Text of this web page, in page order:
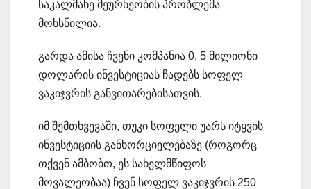
საკალმახე მეურნეობის პრობლემა
მოხსნილია.
გარდა ამისა ჩვენი კომპანია 0, 5 მილიონი
დოლარის ინვესტიციას ჩადებს სოფელ
ვაკიჯვრის განვითარებისათვის.
იმ შემთხვევაში, თუკი სოფელი უარს იტყვის
ინვესტიციის განხორციელებაზე (როგორც
თქვენ ამბობთ, ეს სახელმწიფოს
მოვალეობაა) ჩვენ სოფელ ვაკიჯვრის 250